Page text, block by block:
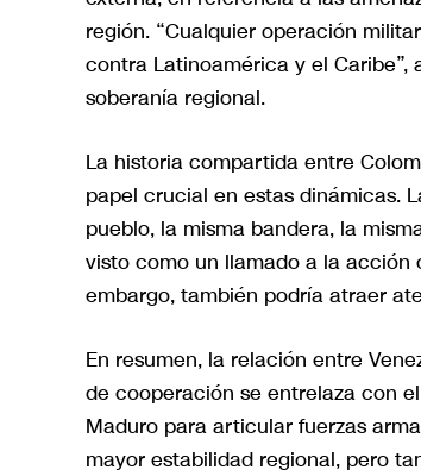
región. “Cualquier operación
contra Latinoamérica y el
soberanía regional.
La historia compartida entre
papel crucial en estas dinámicas.
pueblo, la misma bandera, la
visto como un llamado a la acción
embargo, también podría atraer
En resumen, la relación entre
de cooperación se entrelaza con
Maduro para articular fuerzas
mayor estabilidad regional, pero